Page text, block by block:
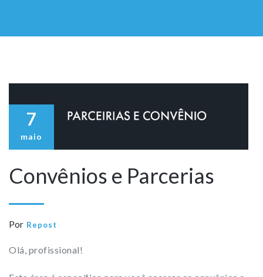
7
maio
Convênios e Parcerias
Por Repost
Olá, profissional!